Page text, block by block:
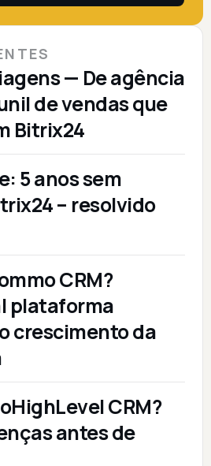
— De agência
de vendas que
Bitrix24
5 anos sem
– resolvido
CRM?
plataforma
crescimento da
CRM?
antes de